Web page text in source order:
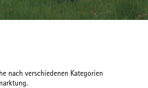
nach verschiedenen Kategorien